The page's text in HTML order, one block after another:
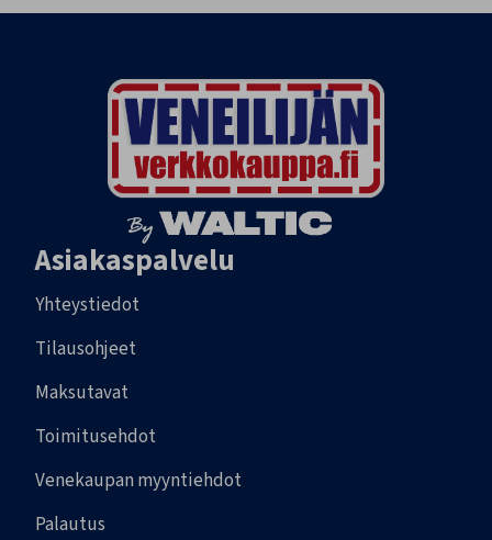
Asiakaspalvelu
Yhteystiedot
Tilausohjeet
Maksutavat
Toimitusehdot
Venekaupan myyntiehdot
Palautus